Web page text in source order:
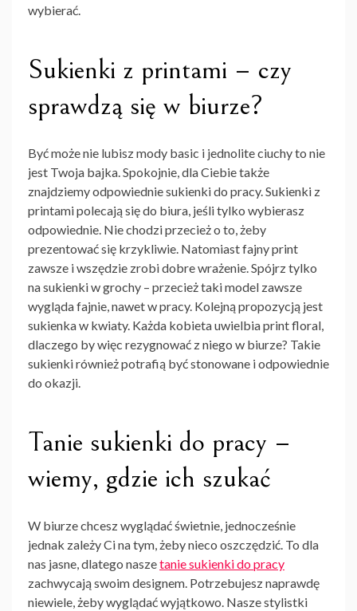
wybierać.
Sukienki z printami – czy
sprawdzą się w biurze?
Być może nie lubisz mody basic i jednolite ciuchy to nie
jest Twoja bajka. Spokojnie, dla Ciebie także
znajdziemy odpowiednie sukienki do pracy. Sukienki z
printami polecają się do biura, jeśli tylko wybierasz
odpowiednie. Nie chodzi przecież o to, żeby
prezentować się krzykliwie. Natomiast fajny print
zawsze i wszędzie zrobi dobre wrażenie. Spójrz tylko
na sukienki w grochy – przecież taki model zawsze
wygląda fajnie, nawet w pracy. Kolejną propozycją jest
sukienka w kwiaty. Każda kobieta uwielbia print floral,
dlaczego by więc rezygnować z niego w biurze? Takie
sukienki również potrafią być stonowane i odpowiednie
do okazji.
Tanie sukienki do pracy –
wiemy, gdzie ich szukać
W biurze chcesz wyglądać świetnie, jednocześnie
jednak zależy Ci na tym, żeby nieco oszczędzić. To dla
nas jasne, dlatego naszetanie sukienki do pracy
zachwycają swoim designem. Potrzebujesz naprawdę
niewiele, żeby wyglądać wyjątkowo. Nasze stylistki